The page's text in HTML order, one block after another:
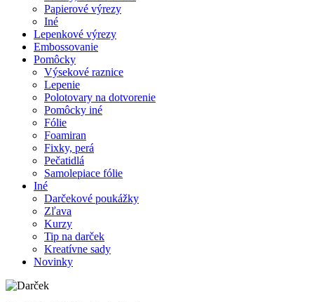
Papierové výrezy
Iné
Lepenkové výrezy
Embossovanie
Pomôcky
Výsekové raznice
Lepenie
Polotovary na dotvorenie
Pomôcky iné
Fólie
Foamiran
Fixky, perá
Pečatidlá
Samolepiace fólie
Iné
Darčekové poukážky
Zľava
Kurzy
Tip na darček
Kreatívne sady
Novinky